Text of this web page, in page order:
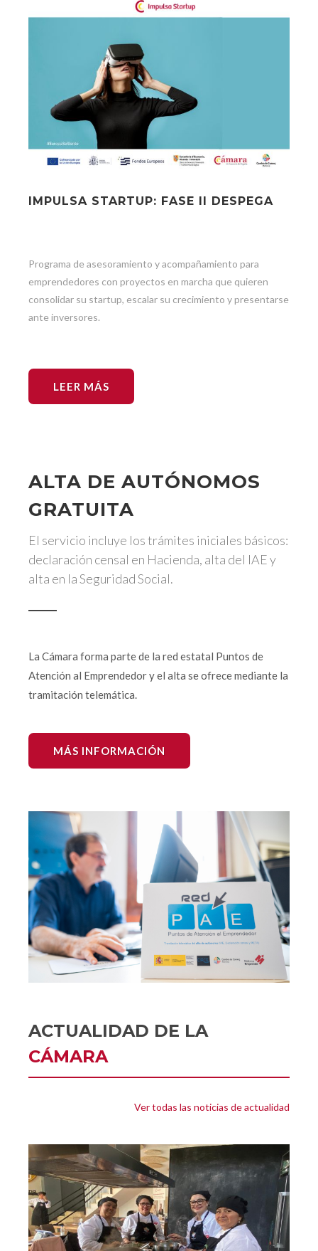
IMPULSA STARTUP: FASE II DESPEGA
Programa de asesoramiento y acompañamiento para
emprendedores con proyectos en marcha que quieren
consolidar su startup, escalar su crecimiento y presentarse
ante inversores.
LEER MÁS
ALTA DE AUTÓNOMOS
GRATUITA
El servicio incluye los trámites iniciales básicos:
declaración censal en Hacienda, alta del IAE y
alta en la Seguridad Social.
La Cámara forma parte de la red estatal Puntos de
Atención al Emprendedor y el alta se ofrece mediante la
tramitación telemática.
MÁS INFORMACIÓN
ACTUALIDAD DE LA
CÁMARA
Ver todas las noticias de actualidad